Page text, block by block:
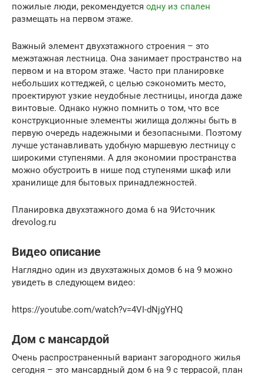
пожилые люди, рекомендуется одну из спален
размещать на первом этаже.
Важный элемент двухэтажного строения – это
межэтажная лестница. Она занимает пространство на
первом и на втором этаже. Часто при планировке
небольших коттеджей, с целью сэкономить место,
проектируют узкие неудобные лестницы, иногда даже
винтовые. Однако нужно помнить о том, что все
конструкционные элементы жилища должны быть в
первую очередь надежными и безопасными. Поэтому
лучше устанавливать удобную маршевую лестницу с
широкими ступенями. А для экономии пространства
можно обустроить в нише под ступенями шкаф или
хранилище для бытовых принадлежностей.
Планировка двухэтажного дома 6 на 9Источник
drevolog.ru
Видео описание
Наглядно один из двухэтажных домов 6 на 9 можно
увидеть в следующем видео:
https://youtube.com/watch?v=4VI-dNjgYHQ
Дом с мансардой
Очень распространенный вариант загородного жилья
сегодня – это мансардный дом 6 на 9 с террасой, план